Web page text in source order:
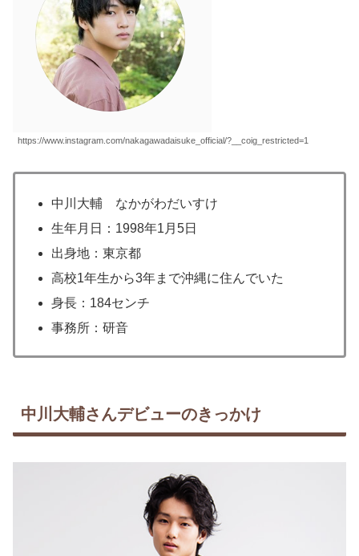
https://www.instagram.com/nakagawadaisuke_official/?__coig_restricted=1
中川大輔 なかがわだいすけ
生年月日：1998年1月5日
出身地：東京都
高校1年生から3年まで沖縄に住んでいた
身長：184センチ
事務所：研音
中川大輔さんデビューのきっかけ